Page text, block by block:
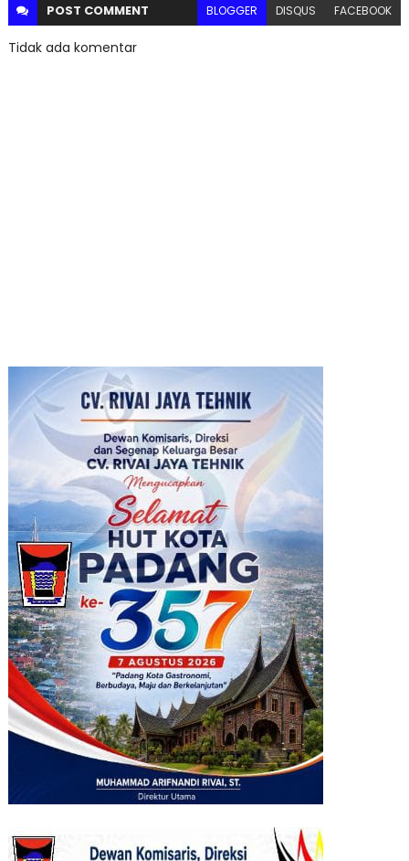
POST COMMENT BLOGGER DISQUS FACEBOOK
Tidak ada komentar